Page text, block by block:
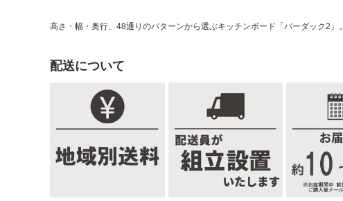
高さ・幅・奥行、48通りのパターンから選ぶキッチンボード「バーダック2
配送について